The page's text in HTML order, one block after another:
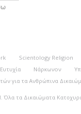
Scientology Religion
Νάρκωνον
για τα Ανθρώπινα
Όλα τα Δικαιώματα